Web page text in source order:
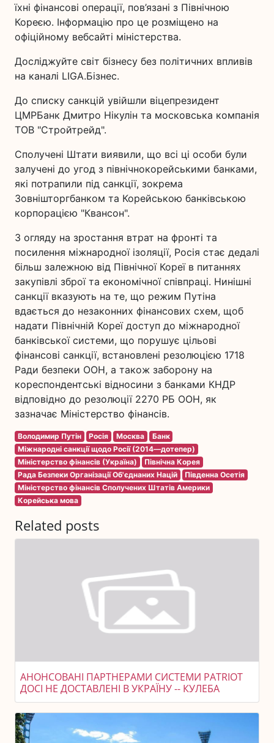
їхні фінансові операції, пов’язані з Північною
Кореєю. Інформацію про це розміщено на
офіційному вебсайті міністерства.
Досліджуйте світ бізнесу без політичних впливів
на каналі LIGA.Бізнес.
До списку санкцій увійшли віцепрезидент
ЦМРБанк Дмитро Нікулін та московська компанія
ТОВ "Стройтрейд".
Сполучені Штати виявили, що всі ці особи були
залучені до угод з північнокорейськими банками,
які потрапили під санкції, зокрема
Зовнішторгбанком та Корейською банківською
корпорацією "Квансон".
З огляду на зростання втрат на фронті та
посилення міжнародної ізоляції, Росія стає дедалі
більш залежною від Північної Кореї в питаннях
закупівлі зброї та економічної співпраці. Нинішні
санкції вказують на те, що режим Путіна
вдається до незаконних фінансових схем, щоб
надати Північній Кореї доступ до міжнародної
банківської системи, що порушує цільові
фінансові санкції, встановлені резолюцією 1718
Ради безпеки ООН, а також заборону на
кореспондентські відносини з банками КНДР
відповідно до резолюції 2270 РБ ООН, як
зазначає Міністерство фінансів.
Володимир Путін Росія Москва
Банк
Міжнародні санкції щодо Росії (2014—дотепер)
Міністерство фінансів (Україна)
Північна Корея
Рада Безпеки Організації Об'єднаних Націй
Південна Осетія
Міністерство фінансів Сполучених Штатів Америки
Корейська мова
Related posts
АНОНСОВАНІ ПАРТНЕРАМИ СИСТЕМИ PATRIOT
ДОСІ НЕ ДОСТАВЛЕНІ В УКРАЇНУ -- КУЛЕБА